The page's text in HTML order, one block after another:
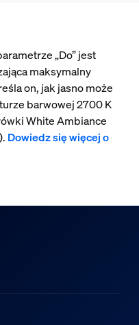
„Do” jest
maksymalny
on, jak jasno może
barwowej 2700 K
White Ambiance
Dowiedz się więcej o